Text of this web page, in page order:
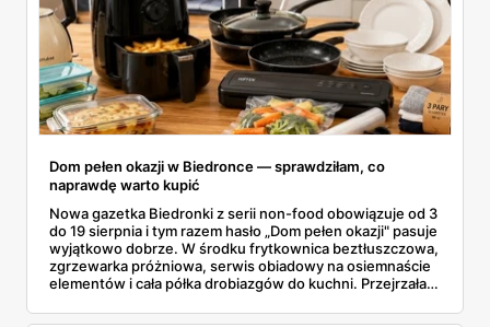
Dom pełen okazji w Biedronce — sprawdziłam, co
naprawdę warto kupić
Nowa gazetka Biedronki z serii non-food obowiązuje od 3
do 19 sierpnia i tym razem hasło „Dom pełen okazji" pasuje
wyjątkowo dobrze. W środku frytkownica beztłuszczowa,
zgrzewarka próżniowa, serwis obiadowy na osiemnaście
elementów i cała półka drobiazgów do kuchni. Przejrzałam
się przy półce z samego rana.